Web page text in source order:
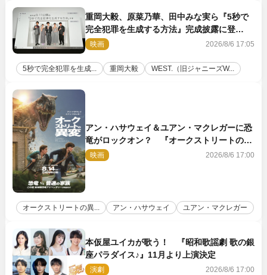
重岡大毅、原菜乃華、田中みな実ら『5秒で
完全犯罪を生成する方法』完成披露に登
壇！ それぞれのAI活用術も発表
映画 2026/8/6 17:05
5秒で完全犯罪を生成... 重岡大毅 WEST.（旧ジャニーズW...
アン・ハサウェイ＆ユアン・マクレガーに恐
竜がロックオン？ 『オークストリートの異
変』新ビジュアル＆本編映像初解禁
映画 2026/8/6 17:00
オークストリートの異... アン・ハサウェイ ユアン・マクレガー
本仮屋ユイカが歌う！ 『昭和歌謡劇 歌の銀
座パラダイス♪』11月より上演決定
演劇 2026/8/6 17:00